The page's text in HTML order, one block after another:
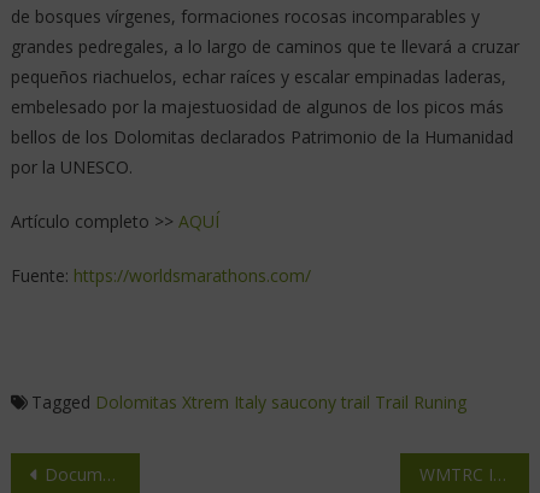
de bosques vírgenes, formaciones rocosas incomparables y
grandes pedregales, a lo largo de caminos que te llevará a cruzar
pequeños riachuelos, echar raíces y escalar empinadas laderas,
embelesado por la majestuosidad de algunos de los picos más
bellos de los Dolomitas declarados Patrimonio de la Humanidad
por la UNESCO.
Artículo completo >> AQUÍ
Fuente: https://worldsmarathons.com/
Tagged Dolomitas Xtrem Italy saucony trail Trail Runing
Documento Protrailrunners WMTRC Innsbruck-Stubai